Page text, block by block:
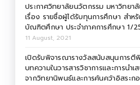
ประกาศวิทยาลัยนวัตกรรม มหาวิทยา
เรื่อง รายชื่อผู้ได้รับทุนการศึกษา สำห
บัณฑิตศึกษา ประจำภาคการศึกษา 1/
11 August, 2021
เปิดรับพิจารณารางวัลสนับสนุนการตี
บทความในวารสารวิชาการและการนำ
จากวิทยานิพนธ์และการค้นคว้าอิสระก